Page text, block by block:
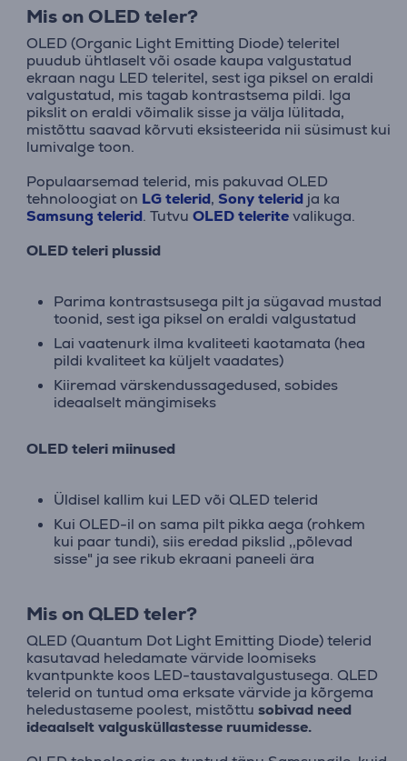
Mis on OLED teler?
OLED (Organic Light Emitting Diode) teleritel
puudub ühtlaselt või osade kaupa valgustatud
ekraan nagu LED teleritel, sest iga piksel on eraldi
valgustatud, mis tagab kontrastsema pildi. Iga
pikslit on eraldi võimalik sisse ja välja lülitada,
mistõttu saavad kõrvuti eksisteerida nii süsimust kui
lumivalge toon.
Populaarsemad telerid, mis pakuvad OLED
tehnoloogiat on LG telerid, Sony teleridja ka
Samsung telerid. Tutvu OLED teleritevalikuga.
OLED teleri plussid
Parima kontrastsusega pilt ja sügavad mustad
toonid, sest iga piksel on eraldi valgustatud
Lai vaatenurk ilma kvaliteeti kaotamata (hea
pildi kvaliteet ka küljelt vaadates)
Kiiremad värskendussagedused, sobides
ideaalselt mängimiseks
OLED teleri miinused
Üldisel kallim kui LED või QLED telerid
Kui OLED-il on sama pilt pikka aega (rohkem
kui paar tundi), siis eredad pikslid ,,põlevad
sisse" ja see rikub ekraani paneeli ära
Mis on QLED teler?
QLED (Quantum Dot Light Emitting Diode) telerid
kasutavad heledamate värvide loomiseks
kvantpunkte koos LED-taustavalgustusega. QLED
telerid on tuntud oma erksate värvide ja kõrgema
heledustaseme poolest, mistõttu sobivad need
ideaalselt valgusküllastesse ruumidesse.